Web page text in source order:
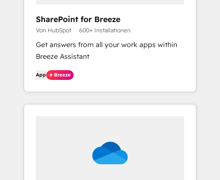
SharePoint for Breeze
Von HubSpot 600+ Installationen
Get answers from all your work apps within
Breeze Assistant
App Breeze